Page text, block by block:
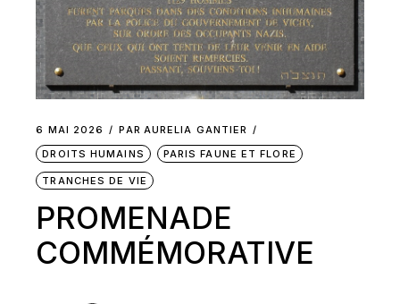
6 MAI 2026 PAR AURELIA GANTIER
DROITS HUMAINS
PARIS FAUNE ET FLORE
TRANCHES DE VIE
PROMENADE
COMMÉMORATIVE